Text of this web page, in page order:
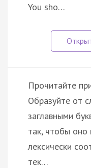
You sho…
Прочитайте
Образуйте от
заглавными
так, чтобы оно
лексически
тек…